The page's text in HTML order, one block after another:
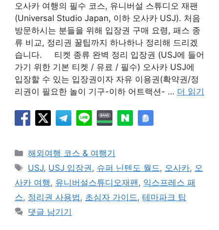
오사카 여행의 필수 코스, 유니버설 스튜디오 재팬
(Universal Studio Japan, 이하 오사카 USJ). 처음
방문하시는 분들을 위해 입장권 구매 요령, 패스 종
류 비교, 정리권 꿀팁까지 하나하나 정리해 드리겠
습니다. 티켓 종류 완벽 정리 입장권 (USJ에 들어
가기 위한 기본 티켓 / 유료 / 필수) 오사카 USJ에
입장할 수 있는 입장권이자 자유 이용권(확약권/정
리권이 필요한 놀이 기구-이하 어트랙션- … 더 읽기
카
테
리
해외여행 코스 & 여행기
태
그
USJ, USJ 입장권, 슈퍼 닌텐도 월드, 오사카, 오
사카 여행, 유니버설스튜디오재팬, 익스프레스 패
스, 정리권 사용법, 초심자 가이드, 테마파크 팁
댓글 남기기